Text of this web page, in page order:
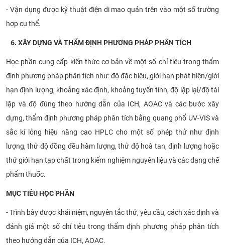
- Vận dụng được kỹ thuật điện di mao quản trên vào một số trường
hợp cụ thể.
6. XÂY DỰNG VÀ THẨM ĐỊNH PHƯƠNG PHÁP PHÂN TÍCH
Học phần cung cấp kiến thức cơ bản về một số chỉ tiêu trong thẩm
định phương pháp phân tích như: độ đặc hiệu, giới hạn phát hiện/giới
hạn định lượng, khoảng xác định, khoảng tuyến tính, độ lặp lại/độ tái
lặp và độ đúng theo hướng dẫn của ICH, AOAC và các bước xây
dựng, thẩm định phương pháp phân tích bằng quang phổ UV-VIS và
sắc kí lỏng hiệu năng cao HPLC cho một số phép thử như định
lượng, thử độ đồng đều hàm lượng, thử độ hoà tan, định lượng hoặc
thứ giới hạn tạp chất trong kiểm nghiệm nguyên liệu và các dạng chế
phẩm thuốc.
MỤC TIÊU HỌC PHẦN
- Trình bày được khái niệm, nguyên tắc thử, yêu cầu, cách xác định và
đánh giá một số chỉ tiêu trong thẩm định phương pháp phân tích
theo hướng dẫn của ICH, AOAC.